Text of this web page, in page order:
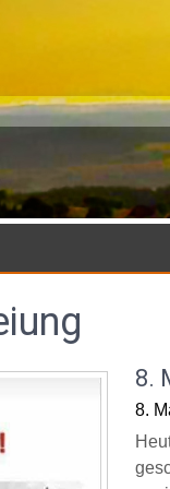
8.
8.